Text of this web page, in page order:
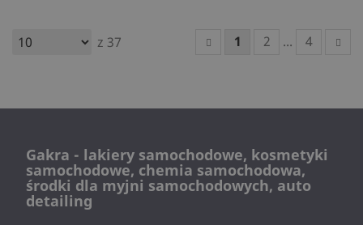
z 37 1 2 ... 4
Gakra - lakiery samochodowe, kosmetyki
samochodowe, chemia samochodowa,
środki dla myjni samochodowych, auto
detailing